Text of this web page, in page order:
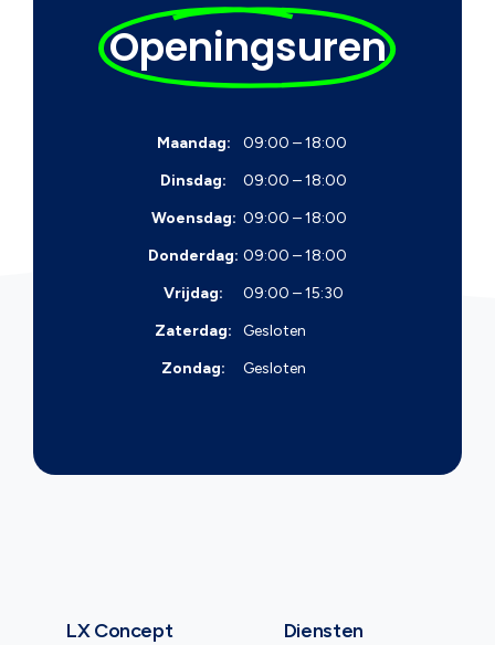
Openingsuren
Maandag:
09:00 – 18:00
Dinsdag:
09:00 – 18:00
Woensdag: 09:00 – 18:00
Donderdag: 09:00 – 18:00
Vrijdag:
09:00 – 15:30
Zaterdag:
Gesloten
Zondag:
Gesloten
LX Concept Diensten